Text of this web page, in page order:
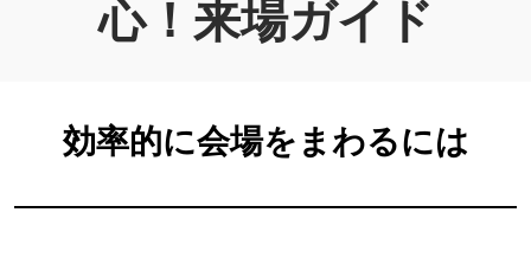
心！来場ガイド
効率的に会場をまわるには